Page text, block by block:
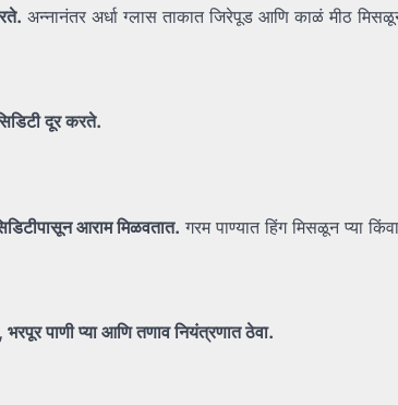
अन्नानंतर अर्धा ग्लास ताकात जिरेपूड आणि काळं मीठ
दूरकरते.
आराममिळवतात. गरम पाण्यात हिंग मिसळून प्या
भरपूरपाणीप्याआणितणावनियंत्रणातठेवा.